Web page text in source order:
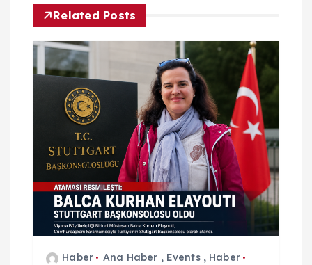
g
e
m
e
Related Posts
Haber Ana Haber , Events, Haber